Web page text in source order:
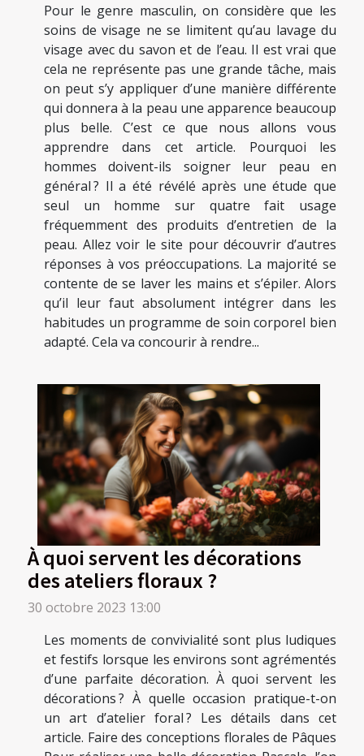
Pour le genre masculin, on considère que les
soins de visage ne se limitent qu’au lavage du
visage avec du savon et de l’eau. Il est vrai que
cela ne représente pas une grande tâche, mais
on peut s’y appliquer d’une manière différente
qui donnera à la peau une apparence beaucoup
plus belle. C’est ce que nous allons vous
apprendre dans cet article. Pourquoi les
hommes doivent-ils soigner leur peau en
général ? Il a été révélé après une étude que
seul un homme sur quatre fait usage
fréquemment des produits d’entretien de la
peau. Allez voir le site pour découvrir d’autres
réponses à vos préoccupations. La majorité se
contente de se laver les mains et s’épiler. Alors
qu’il leur faut absolument intégrer dans les
habitudes un programme de soin corporel bien
adapté. Cela va concourir à rendre...
À quoi servent les décorations
des ateliers floraux ?
30 octobre 2023 13:00
Les moments de convivialité sont plus ludiques
et festifs lorsque les environs sont agrémentés
d’une parfaite décoration. À quoi servent les
décorations ? À quelle occasion pratique-t-on
un art d’atelier foral ? Les détails dans cet
article. Faire des conceptions florales de Pâques